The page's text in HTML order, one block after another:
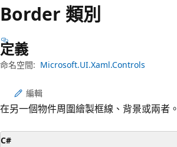
Border 類別
定義
命名空間: Microsoft.UI.Xaml.Controls
編輯
在另一個物件周圍繪製框線、背景或兩者。
C#